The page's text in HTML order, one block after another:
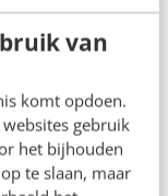
van
komt opdoen.
gebruik
het bijhouden
te slaan, maar